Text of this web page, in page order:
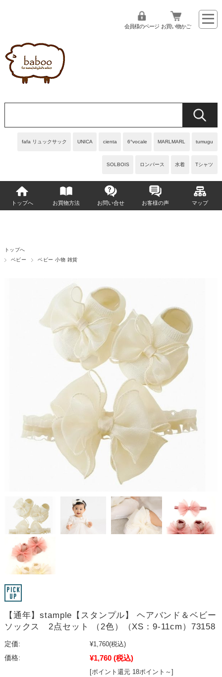
fafa リュックサック UNICA cienta 6°vocale MARLMARL tumugu
SOLBOIS ロンパース 水着 Tシャツ
会員様のページ お買い物かご
トップへ お買物方法 お問い合せ お客様の声 マップ
トップへ
ベビー
ベビー 小物 雑貨
【通年】stample【スタンプル】 ヘアバンド＆ベビー
ソックス 2点セット （2色）（XS：9-11cm）73158
定価: ¥1,760(税込)
価格:
¥1,760 (税込)
[ポイント還元 18ポイント～]